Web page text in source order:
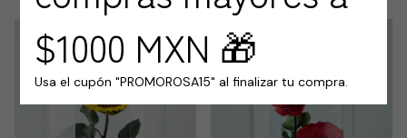
$1000 MXN 🎁
Usa el cupón "PROMOROSA15" al finalizar tu compra.